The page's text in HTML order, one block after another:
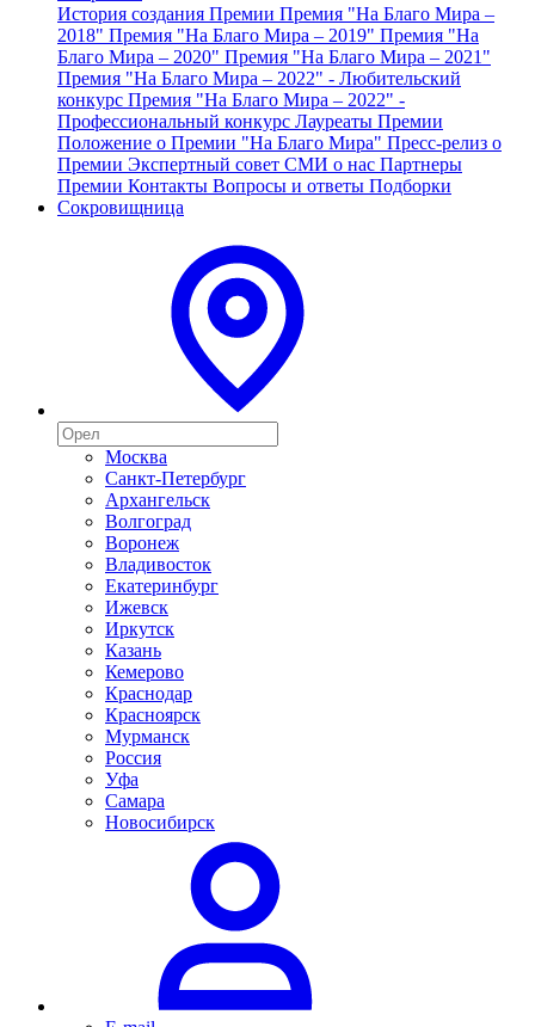
История создания Премии Премия "На Благо Мира –
2018" Премия "На Благо Мира – 2019" Премия "На
Благо Мира – 2020" Премия "На Благо Мира – 2021"
Премия "На Благо Мира – 2022" - Любительский
конкурс Премия "На Благо Мира – 2022" -
Профессиональный конкурс Лауреаты Премии
Положение о Премии "На Благо Мира" Пресс-релиз о
Премии Экспертный совет СМИ о нас Партнеры
Премии Контакты Вопросы и ответы Подборки
Сокровищница
Москва
Санкт-Петербург
Архангельск
Волгоград
Воронеж
Владивосток
Екатеринбург
Ижевск
Иркутск
Казань
Кемерово
Краснодар
Красноярск
Мурманск
Россия
Уфа
Самара
Новосибирск